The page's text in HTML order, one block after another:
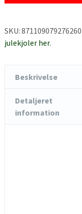
SKU:
julekjoler her.
Beskrivelse
Detaljeret
information